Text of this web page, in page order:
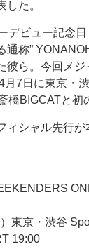
した。
デビュー記念
通称”
彼ら。今回メ
月7日に東京・
橋BIGCATと初
シャル先行が
東京・渋谷
19:00